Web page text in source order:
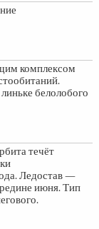
комплексом
белолобого
течёт
Ледостав —
июня. Тип